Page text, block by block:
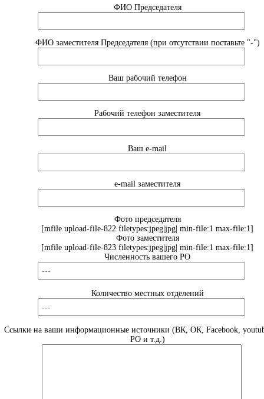
ФИО Председателя
ФИО заместителя Председателя (при отсутствии поставьте "-")
Ваш рабочий телефон
Рабочий телефон заместителя
Ваш e-mail
e-mail заместителя
Фото председателя
[mfile upload-file-822 filetypes:jpeg|jpg| min-file:1 max-file:1]
Фото заместителя
[mfile upload-file-823 filetypes:jpeg|jpg| min-file:1 max-file:1]
Численность вашего РО
Количество местных отделений
Ссылки на ваши информационные источники (ВК, ОК, Facebook,
РО и т.д.)